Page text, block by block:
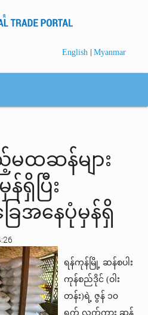
English | Myanmar
မထဆန်များ
ရှိပြီး
အနေပုံမှန်ရှိ
ရန်ကုန်မြို့ ဆန်စပါး
ကုန်စည်ဒိုင် (ဝါး
တန်း)ရဲ့ ဇွန် ၁၀
ရက် လက်ကား ဆန်